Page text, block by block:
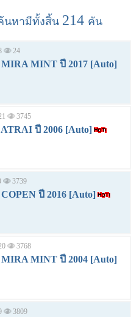
นหามีทั้งสิ้น 214 คัน
24
MINT ปี 2017 [Auto]
3745
ปี 2006 [Auto]
3739
ปี 2016 [Auto]
3768
MINT ปี 2004 [Auto]
3809